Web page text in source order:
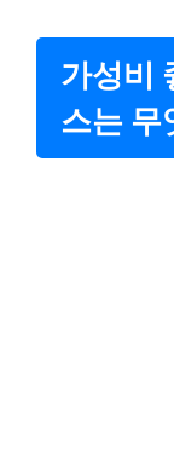
가성비
스는 무